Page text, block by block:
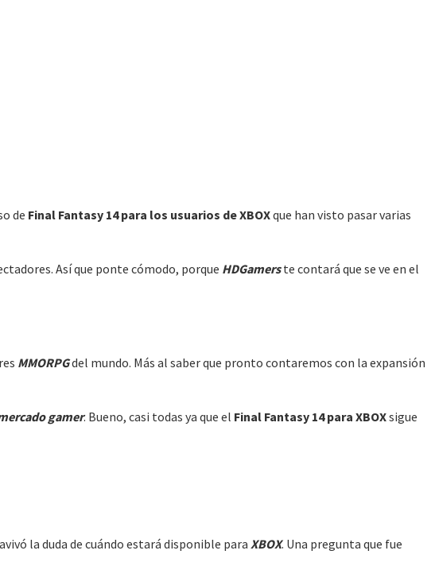
de Final Fantasy 14 para los usuarios de XBOXque han visto pasar varias
Así que ponte cómodo, porque HDGamerste contará que se ve en el
MMORPGdel mundo. Más al saber que pronto contaremos con la expansión
gamer. Bueno, casi todas ya que el Final Fantasy 14 para XBOXsigue
la duda de cuándo estará disponible para XBOX. Una pregunta que fue